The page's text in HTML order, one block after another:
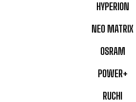
HYPERION
NEO MATRIX
OSRAM
POWER+
RUCHI